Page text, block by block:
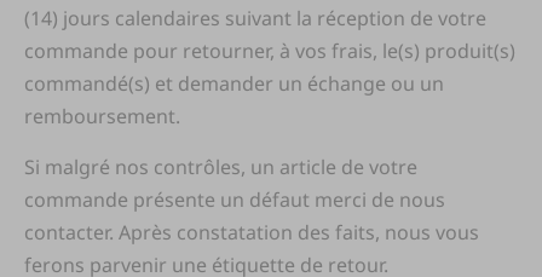
(14) jours calendaires suivant la réception de votre
commande pour retourner, à vos frais, le(s) produit(s)
commandé(s) et demander un échange ou un
remboursement.
Si malgré nos contrôles, un article de votre
commande présente un défaut merci de nous
contacter. Après constatation des faits, nous vous
ferons parvenir une étiquette de retour.